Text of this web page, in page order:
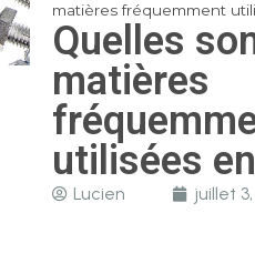
matières fréquemment
Quelles
matières
utilisées
Lucien juillet 3,